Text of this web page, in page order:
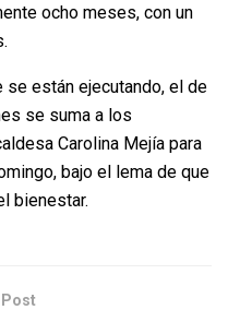
ocho meses, con un
están ejecutando, el de
se suma a los
Carolina Mejía para
bajo el lema de que
bienestar.